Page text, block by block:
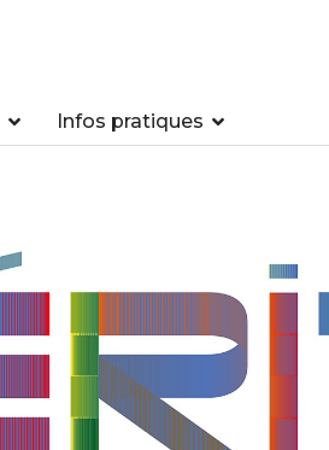
Infos pratiques